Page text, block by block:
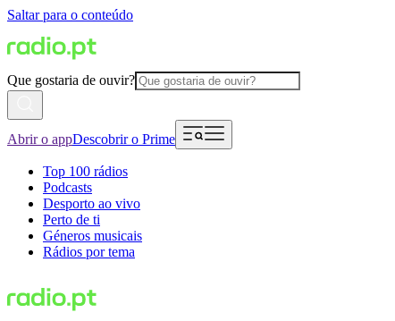
Saltar para o conteúdo
Que gostaria de ouvir?
Abrir o appDescobrir o Prime
Top 100 rádios
Podcasts
Desporto ao vivo
Perto de ti
Géneros musicais
Rádios por tema